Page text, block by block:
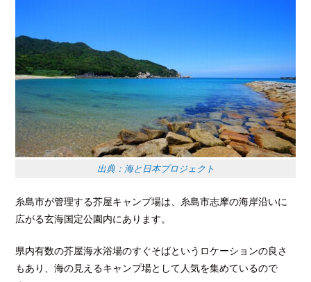
出典：海と日本プロジェクト
糸島市が管理する芥屋キャンプ場は、糸島市志摩の海岸沿いに
広がる玄海国定公園内にあります。
県内有数の芥屋海水浴場のすぐそばというロケーションの良さ
もあり、海の見えるキャンプ場として人気を集めているので